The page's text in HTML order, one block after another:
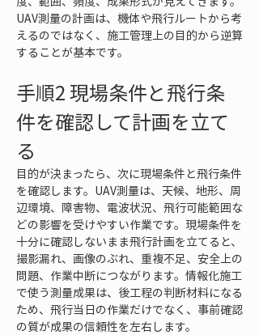
UAV測量の計画は、機体や飛行ルートから考
えるのではなく、施工管理上の目的から逆算
することが基本です。
手順2 現場条件と飛行条
件を確認して計画を立て
る
目的が決まったら、次に現場条件と飛行条件
を確認します。UAV測量は、天候、地形、周
辺環境、障害物、電波状況、飛行可能範囲な
どの影響を受けやすい作業です。現場条件を
十分に確認しないまま飛行計画を立てると、
撮影漏れ、画像のぶれ、重複不足、安全上の
問題、作業中断につながります。情報化施工
で使う測量成果は、後工程の判断材料になる
ため、飛行当日の作業だけでなく、事前確認
の質が成果の信頼性を左右します。